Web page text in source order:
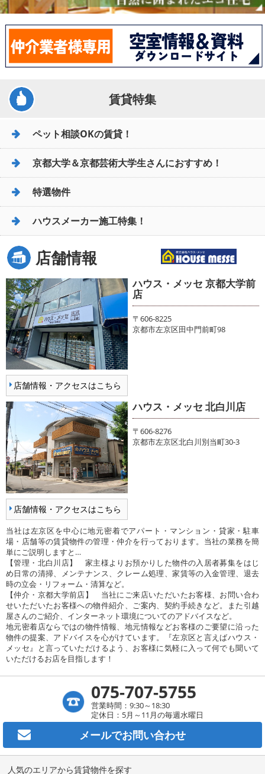
賃貸特集
ペット相談OKの賃貸！
京都大学＆京都芸術大学生さんにおすすめ！
特選物件
ハウスメーカー施工特集！
店舗情報
店舗情報・アクセスはこちら
ハウス・メッセ 京都大学前
店
〒606-8225
京都市左京区田中門前町98
店舗情報・アクセスはこちら
ハウス・メッセ 北白川店
〒606-8276
京都市左京区北白川別当町30-3
当社は左京区を中心に地元密着でアパート・マンション・貸家・駐車
場・店舗等の賃貸物件の管理・仲介を行っております。当社の業務を簡
単にご説明しますと…
【管理・北白川店】 家主様よりお預かりした物件の入居者募集をはじ
め日常の清掃、メンテナンス、クレーム処理、家賃等の入金管理、退去
時の立会・リフォーム・清算など。
【仲介・京都大学前店】 当社にご来店いただいたお客様、お問い合わ
せいただいたお客様への物件紹介、ご案内、契約手続きなど。また引越
屋さんのご紹介、インターネット環境についてのアドバイスなど。
地元密着店ならではの物件情報、地元情報などお客様のご要望に沿った
物件の提案、アドバイスを心がけています。『左京区と言えばハウス・
メッセ』と言っていただけるよう、お客様に気軽に入って何でも聞いて
いただけるお店を目指します！
075-707-5755
営業時間：9:30～18:30
定休日：5月～11月の毎週水曜日
メールでお問い合わせ
人気のエリアから賃貸物件を探す